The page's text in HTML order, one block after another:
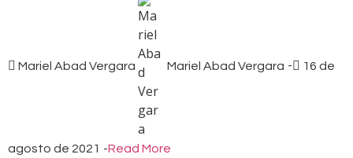
Mariel Abad Vergara Mariel Abad Vergara - 16 de
agosto de 2021 -Read More